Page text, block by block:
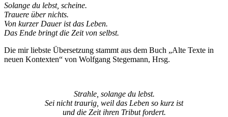
Solange du lebst, scheine.
Trauere über nichts.
Von kurzer Dauer ist das Leben.
Das Ende bringt die Zeit von selbst.
Die mir liebste Übersetzung stammt aus dem Buch „Alte Texte in
neuen Kontexten“ von Wolfgang Stegemann, Hrsg.
Strahle, solange du lebst.
Sei nicht traurig, weil das Leben so kurz ist
und die Zeit ihren Tribut fordert.